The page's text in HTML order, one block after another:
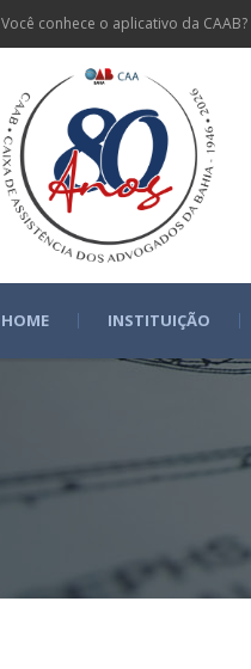
Você conhece o aplicativo da CAAB?
HOME INSTITUIÇÃO